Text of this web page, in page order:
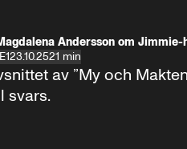
Andersson om Jimmie-
23.10.2521 min
av ”My och
svars.